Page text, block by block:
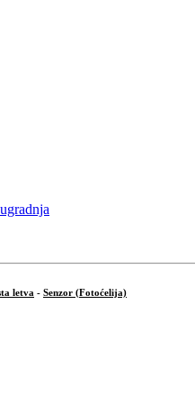
letva - Senzor (Fotoćelija)